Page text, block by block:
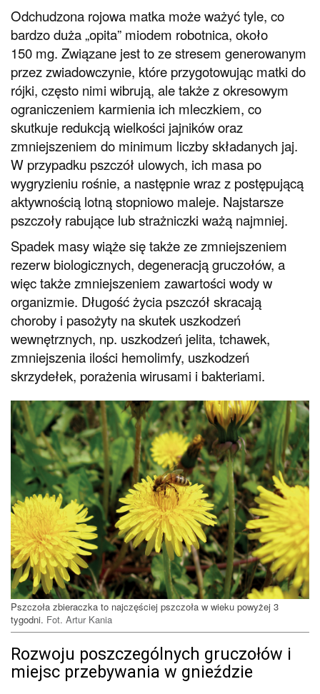
Odchudzona rojowa matka może ważyć tyle, co
bardzo duża „opita” miodem robotnica, około
150 mg. Związane jest to ze stresem generowanym
przez zwiadowczynie, które przygotowując matki do
rójki, często nimi wibrują, ale także z okresowym
ograniczeniem karmienia ich mleczkiem, co
skutkuje redukcją wielkości jajników oraz
zmniejszeniem do minimum liczby składanych jaj.
W przypadku pszczół ulowych, ich masa po
wygryzieniu rośnie, a następnie wraz z postępującą
aktywnością lotną stopniowo maleje. Najstarsze
pszczoły rabujące lub strażniczki ważą najmniej.
Spadek masy wiąże się także ze zmniejszeniem
rezerw biologicznych, degeneracją gruczołów, a
więc także zmniejszeniem zawartości wody w
organizmie. Długość życia pszczół skracają
choroby i pasożyty na skutek uszkodzeń
wewnętrznych, np. uszkodzeń jelita, tchawek,
zmniejszenia ilości hemolimfy, uszkodzeń
skrzydełek, porażenia wirusami i bakteriami.
Pszczoła zbieraczka to najczęściej pszczoła w wieku powyżej 3
tygodni. Fot. Artur Kania
Rozwoju poszczególnych gruczołów i
miejsc przebywania w gnieździe